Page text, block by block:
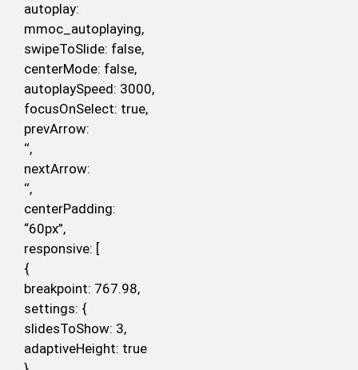
autoplay:
mmoc_autoplaying,
swipeToSlide: false,
centerMode: false,
autoplaySpeed: 3000,
focusOnSelect: true,
prevArrow:
‘‘,
nextArrow:
‘‘,
centerPadding:
“60px”,
responsive: [
{
breakpoint: 767.98,
settings: {
slidesToShow: 3,
adaptiveHeight: true